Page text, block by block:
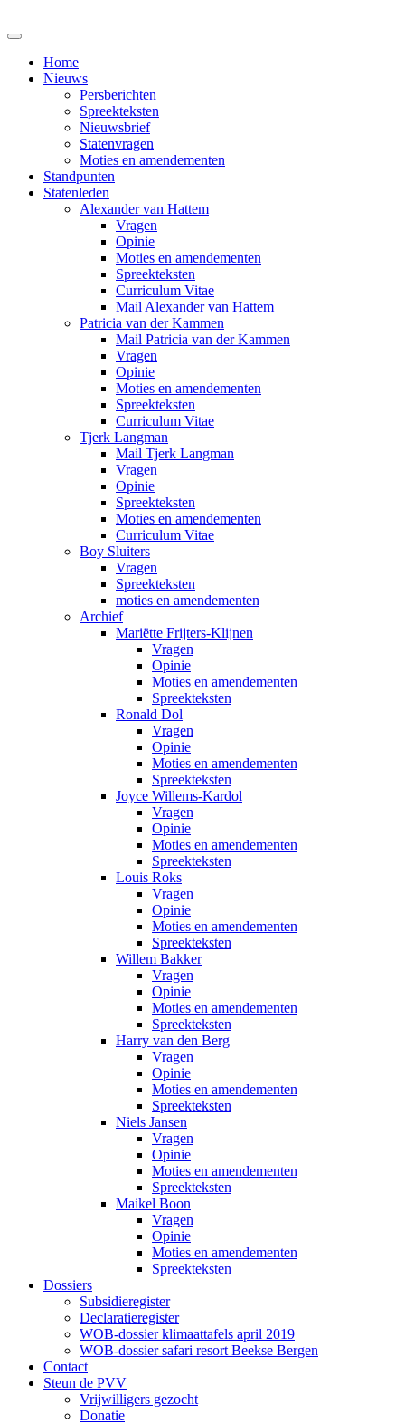
Home
Nieuws
Persberichten
Spreekteksten
Nieuwsbrief
Statenvragen
Moties en amendementen
Standpunten
Statenleden
Alexander van Hattem
Vragen
Opinie
Moties en amendementen
Spreekteksten
Curriculum Vitae
Mail Alexander van Hattem
Patricia van der Kammen
Mail Patricia van der Kammen
Vragen
Opinie
Moties en amendementen
Spreekteksten
Curriculum Vitae
Tjerk Langman
Mail Tjerk Langman
Vragen
Opinie
Spreekteksten
Moties en amendementen
Curriculum Vitae
Boy Sluiters
Vragen
Spreekteksten
moties en amendementen
Archief
Mariëtte Frijters-Klijnen
Vragen
Opinie
Moties en amendementen
Spreekteksten
Ronald Dol
Vragen
Opinie
Moties en amendementen
Spreekteksten
Joyce Willems-Kardol
Vragen
Opinie
Moties en amendementen
Spreekteksten
Louis Roks
Vragen
Opinie
Moties en amendementen
Spreekteksten
Willem Bakker
Vragen
Opinie
Moties en amendementen
Spreekteksten
Harry van den Berg
Vragen
Opinie
Moties en amendementen
Spreekteksten
Niels Jansen
Vragen
Opinie
Moties en amendementen
Spreekteksten
Maikel Boon
Vragen
Opinie
Moties en amendementen
Spreekteksten
Dossiers
Subsidieregister
Declaratieregister
WOB-dossier klimaattafels april 2019
WOB-dossier safari resort Beekse Bergen
Contact
Steun de PVV
Vrijwilligers gezocht
Donatie